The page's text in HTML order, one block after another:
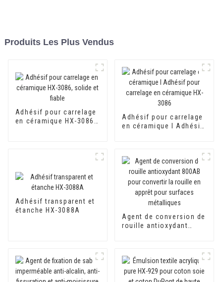
Produits Les Plus Vendus
Adhésif pour carrelage
en céramique HX-3086,
Adhésif pour carrelage
en céramique I Adhésif
Adhésif transparent et
étanche HX-3088A
Agent de conversion de
rouille antioxydant